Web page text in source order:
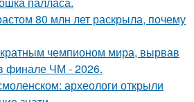
80 млн лет раскрыла, почему
чемпионом мира, вырвав
финале ЧМ - 2026.
археологи открыли